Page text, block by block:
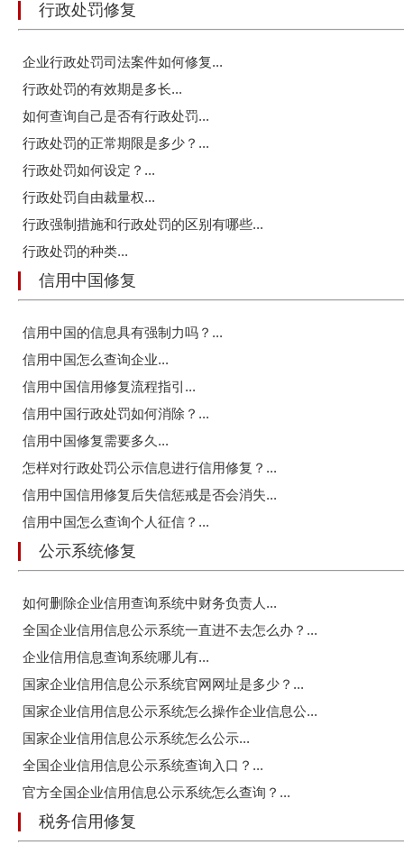
行政处罚修复
企业行政处罚司法案件如何修复...
行政处罚的有效期是多长...
如何查询自己是否有行政处罚...
行政处罚的正常期限是多少？...
行政处罚如何设定？...
行政处罚自由裁量权...
行政强制措施和行政处罚的区别有哪些...
行政处罚的种类...
信用中国修复
信用中国的信息具有强制力吗？...
信用中国怎么查询企业...
信用中国信用修复流程指引...
信用中国行政处罚如何消除？...
信用中国修复需要多久...
怎样对行政处罚公示信息进行信用修复？...
信用中国信用修复后失信惩戒是否会消失...
信用中国怎么查询个人征信？...
公示系统修复
如何删除企业信用查询系统中财务负责人...
全国企业信用信息公示系统一直进不去怎么办？...
企业信用信息查询系统哪儿有...
国家企业信用信息公示系统官网网址是多少？...
国家企业信用信息公示系统怎么操作企业信息公...
国家企业信用信息公示系统怎么公示...
全国企业信用信息公示系统查询入口？...
官方全国企业信用信息公示系统怎么查询？...
税务信用修复